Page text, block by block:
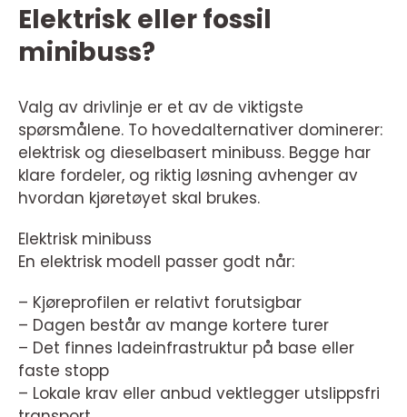
Elektrisk eller fossil
minibuss?
Valg av drivlinje er et av de viktigste
spørsmålene. To hovedalternativer dominerer:
elektrisk og dieselbasert minibuss. Begge har
klare fordeler, og riktig løsning avhenger av
hvordan kjøretøyet skal brukes.
Elektrisk minibuss
En elektrisk modell passer godt når:
– Kjøreprofilen er relativt forutsigbar
– Dagen består av mange kortere turer
– Det finnes ladeinfrastruktur på base eller
faste stopp
– Lokale krav eller anbud vektlegger utslippsfri